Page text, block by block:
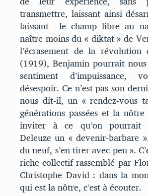
transmettre, laissant ainsi
laissant le champ libre au
naître moins du « diktat » de
l’écrasement de la révolution
(1919), Benjamin pourrait
sentiment d’impuissance,
désespoir. Ce n’est pas son
nous dit-il, un « rendez-vous
générations passées et la
inviter à ce qu’on pourrait
Deleuze un « devenir-barbare
du neuf, s’en tirer avec peu ».
riche collectif rassemblé par
Christophe David : dans la
qui est la nôtre, c’est à écouter.